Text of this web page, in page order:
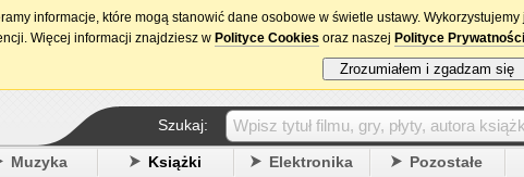
15. urodziny DataPremiery.pl
Szukaj:
Muzyka Książki Elektronika Pozostałe
informacje, które mogą stanowić dane osobowe w świetle ustawy. Wykorzystujemy
Więcej informacji znajdziesz w Polityce Cookies oraz naszej Polityce Prywatności
Zrozumiałem i zgadzam się